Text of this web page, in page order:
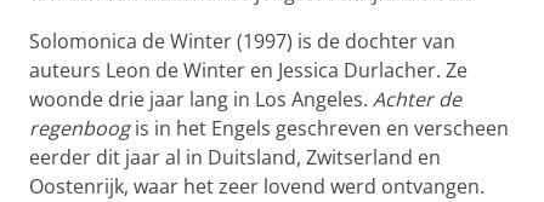
Solomonica de Winter (1997) is de dochter van
auteurs Leon de Winter en Jessica Durlacher. Ze
woonde drie jaar lang in Los Angeles. Achter de
regenboogis in het Engels geschreven en verscheen
eerder dit jaar al in Duitsland, Zwitserland en
Oostenrijk, waar het zeer lovend werd ontvangen.